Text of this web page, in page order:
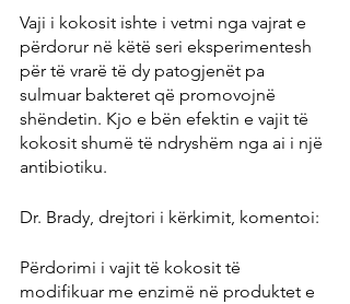
Vaji i kokosit ishte i vetmi nga vajrat e
përdorur në këtë seri eksperimentesh
për të vrarë të dy patogjenët pa
sulmuar bakteret që promovojnë
shëndetin. Kjo e bën efektin e vajit të
kokosit shumë të ndryshëm nga ai i një
antibiotiku.
Dr. Brady, drejtori i kërkimit, komentoi:
Përdorimi i vajit të kokosit të
modifikuar me enzimë në produktet e